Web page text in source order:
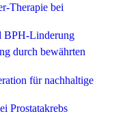
Therapie bei
BPH-Linderung
durch bewährten
für nachhaltige
Prostatakrebs